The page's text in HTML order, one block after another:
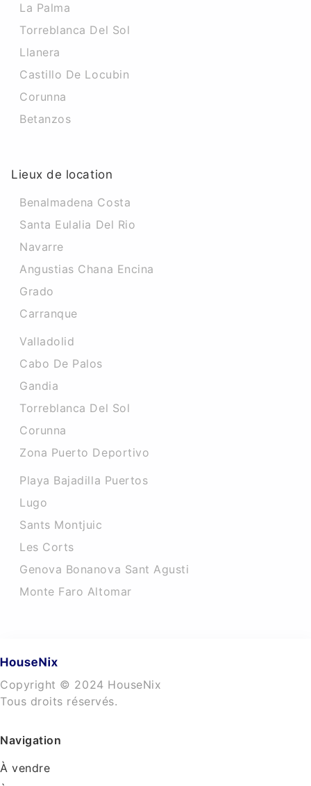
La Palma
Torreblanca Del Sol
Llanera
Castillo De Locubin
Corunna
Betanzos
Lieux de location
Benalmadena Costa
Santa Eulalia Del Rio
Navarre
Angustias Chana Encina
Grado
Carranque
Valladolid
Cabo De Palos
Gandia
Torreblanca Del Sol
Corunna
Zona Puerto Deportivo
Playa Bajadilla Puertos
Lugo
Sants Montjuic
Les Corts
Genova Bonanova Sant Agusti
Monte Faro Altomar
Copyright © 2024 HouseNix
Tous droits réservés.
Navigation
À vendre